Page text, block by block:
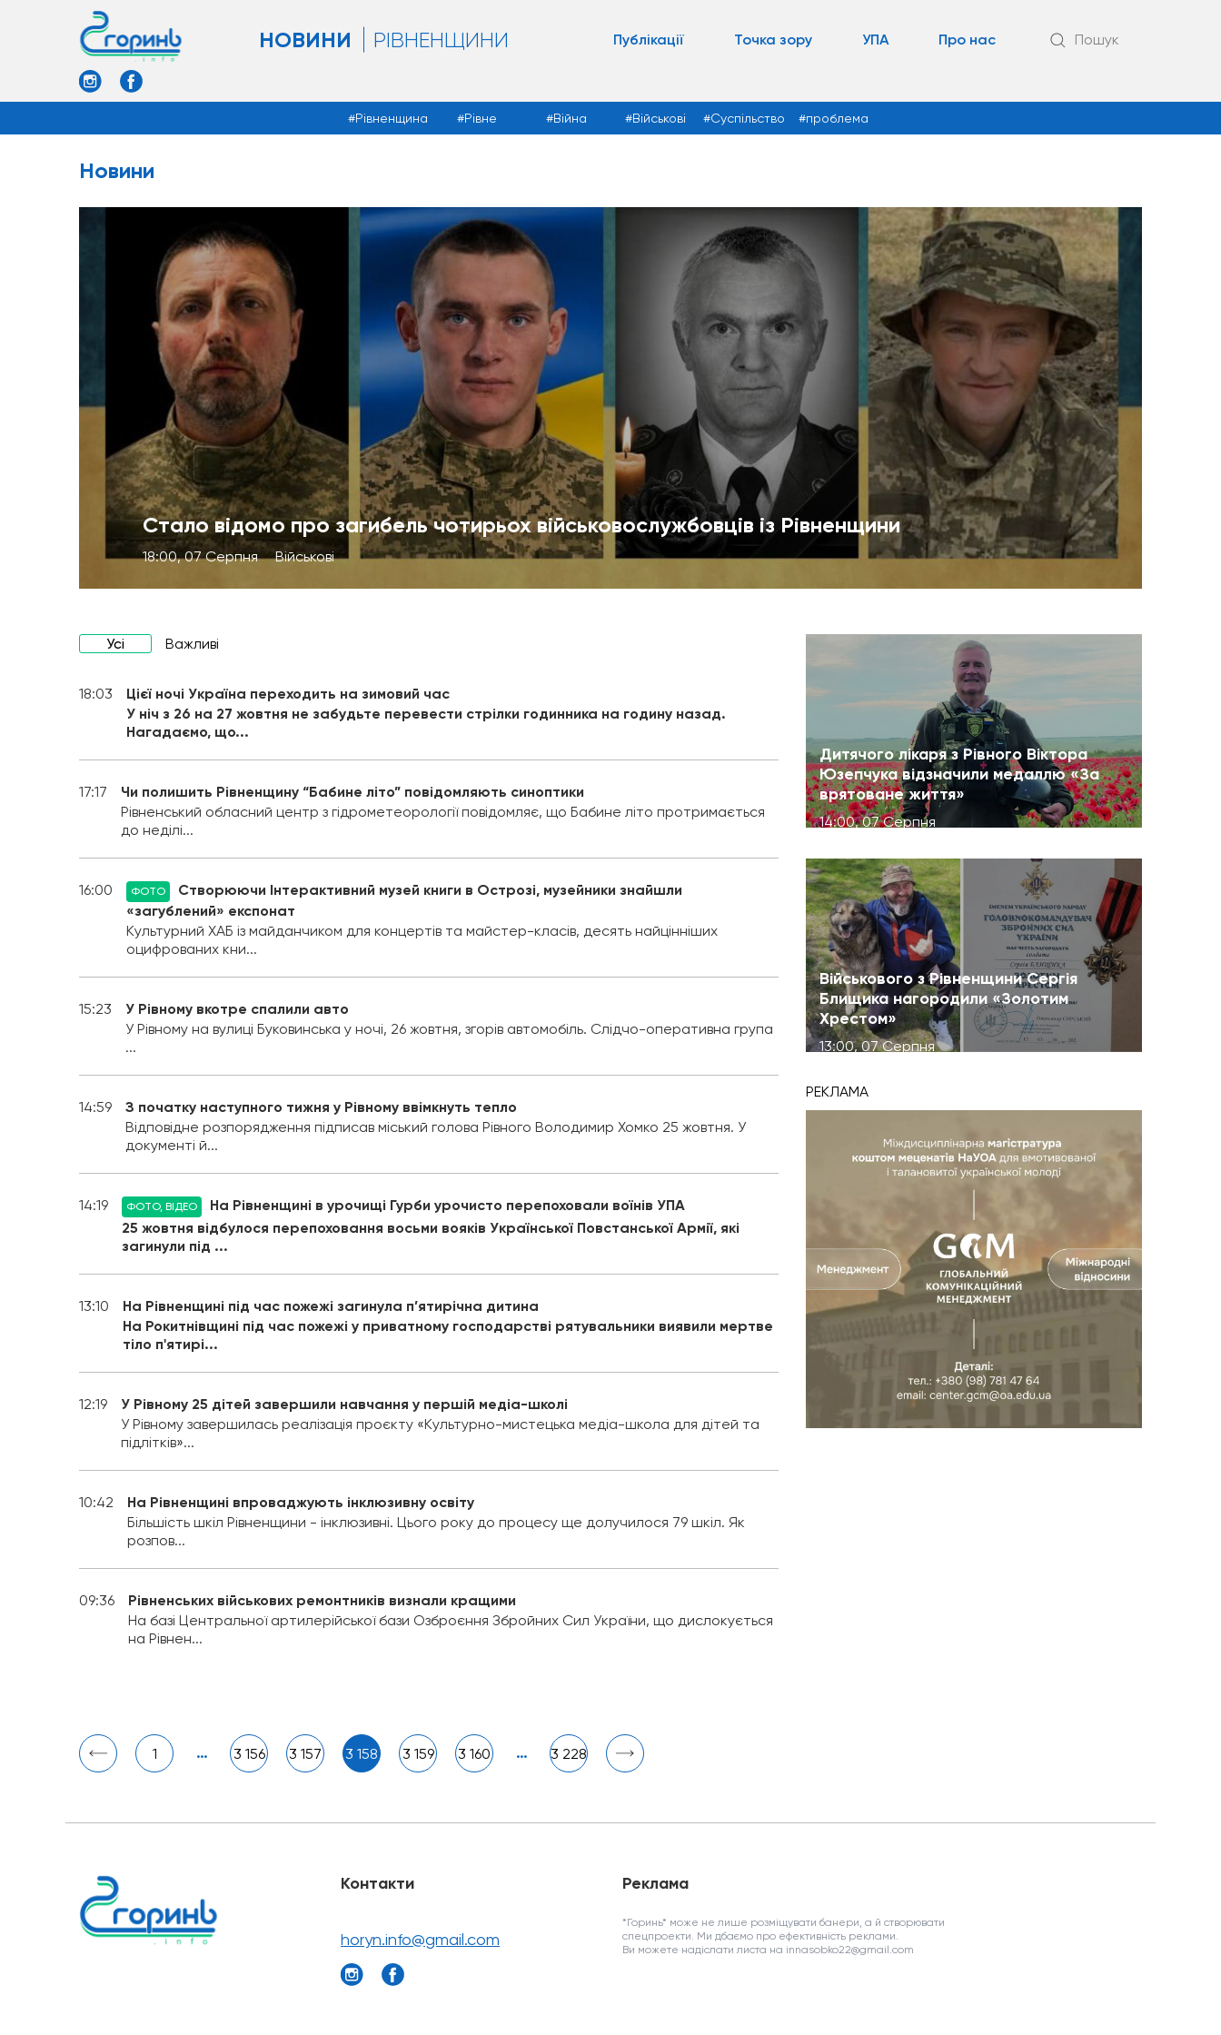
НОВИНИ РІВНЕНЩИНИ Публікації Точка зору УПА Про нас Пошук
Рівненщина Рівне Війна Військові Суспільство проблема
Новини
Стало відомо про загибель чотирьох військовослужбовців із Рівненщини
18:00, 07 Серпня Військові
Дитячого лікаря з Рівного Віктора
Юзепчука відзначили медаллю «За
врятоване життя»
14:00, 07 Серпня
Військового з Рівненщини Сергія
Блищика нагородили «Золотим
Хрестом»
13:00, 07 Серпня
РЕКЛАМА
Усі Важливі
18:03
Цієї ночі Україна переходить на зимовий час
У ніч з 26 на 27 жовтня не забудьте перевести стрілки годинника на годину назад.
Нагадаємо, що...
17:17
Чи полишить Рівненщину “Бабине літо” повідомляють синоптики
Рівненський обласний центр з гідрометеорології повідомляє, що Бабине літо протримається
до неділі...
16:00 ФОТО
Створюючи Інтерактивний музей книги в Острозі, музейники знайшли
«загублений» експонат
Культурний ХАБ із майданчиком для концертів та майстер-класів, десять найцінніших
оцифрованих кни...
15:23
У Рівному вкотре спалили авто
У Рівному на вулиці Буковинська у ночі, 26 жовтня, згорів автомобіль. Слідчо-оперативна група
...
14:59
З початку наступного тижня у Рівному ввімкнуть тепло
Відповідне розпорядження підписав міський голова Рівного Володимир Хомко 25 жовтня. У
документі й...
14:19 ФОТО, ВІДЕО
На Рівненщині в урочищі Гурби урочисто перепоховали воїнів УПА
25 жовтня відбулося перепоховання восьми вояків Української Повстанської Армії, які
загинули під ...
13:10
На Рівненщині під час пожежі загинула п’ятирічна дитина
На Рокитнівщині під час пожежі у приватному господарстві рятувальники виявили мертве
тіло п'ятирі...
12:19
У Рівному 25 дітей завершили навчання у першій медіа-школі
У Рівному завершилась реалізація проєкту «Культурно-мистецька медіа-школа для дітей та
підлітків»...
10:42
На Рівненщині впроваджують інклюзивну освіту
Більшість шкіл Рівненщини - інклюзивні. Цього року до процесу ще долучилося 79 шкіл. Як
розпов...
09:36
Рівненських військових ремонтників визнали кращими
На базі Центральної артилерійської бази Озброєння Збройних Сил України, що дислокується
на Рівнен...
1 … 3 156 3 157 3 158 3 159 3 160 … 3 228
Контакти
horyn.info@gmail.com
Реклама
*Горинь* може не лише розміщувати банери, а й створювати
спецпроекти. Ми дбаємо про ефективність реклами.
Ви можете надіслати листа на innasobko22@gmail.com